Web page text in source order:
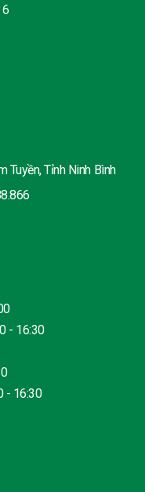
6
Tuyền, Tỉnh Ninh Bình
- 16:30
16:30